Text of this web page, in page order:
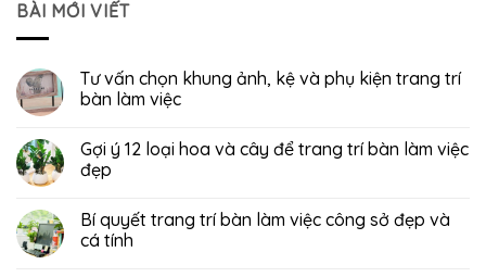
BÀI MỚI VIẾT
Tư vấn chọn khung ảnh, kệ và phụ kiện trang trí
bàn làm việc
Gợi ý 12 loại hoa và cây để trang trí bàn làm việc
đẹp
Bí quyết trang trí bàn làm việc công sở đẹp và
cá tính